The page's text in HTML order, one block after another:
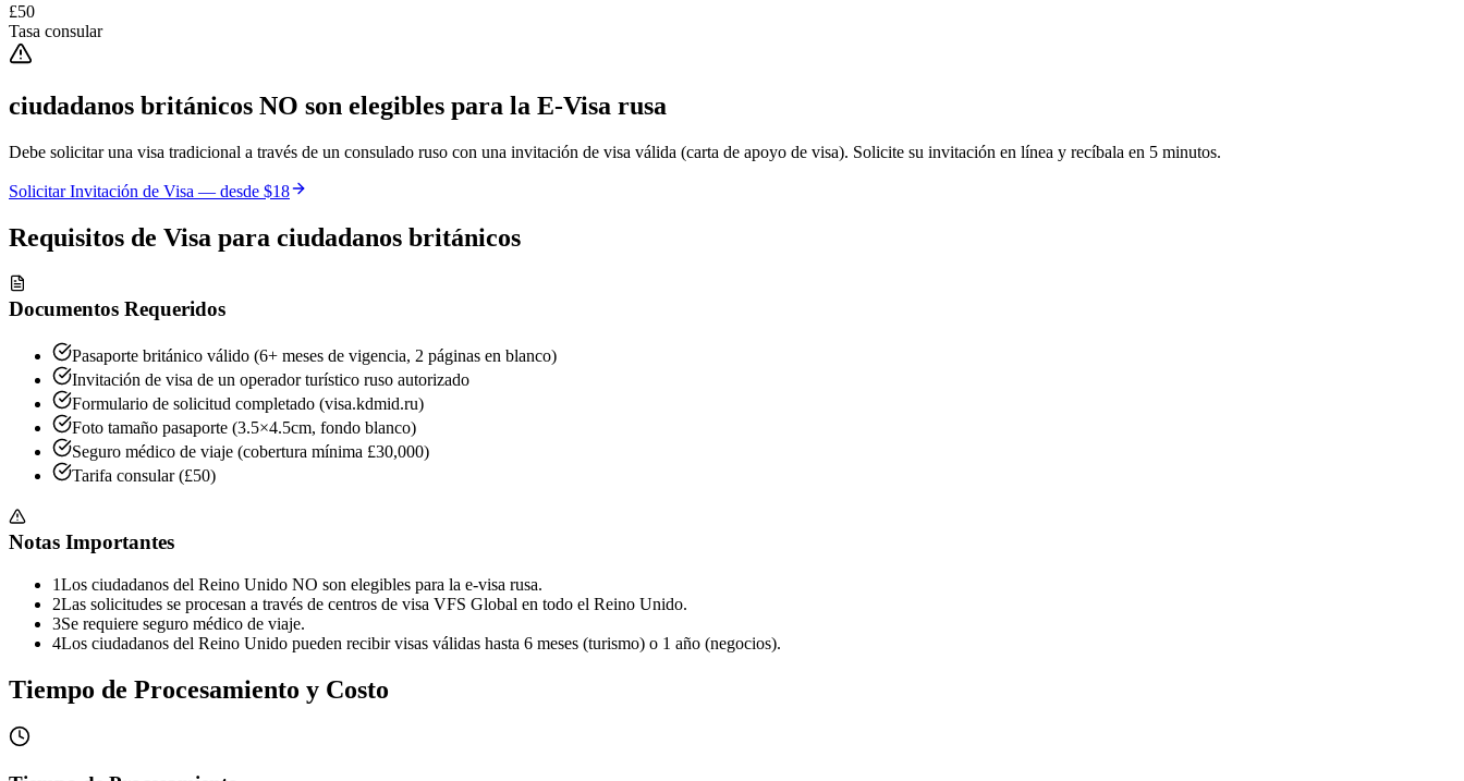
£50
Tasa consular
ciudadanos británicos NO son elegibles para la E-Visa rusa
Debe solicitar una visa tradicional a través de un consulado ruso con una invitación de visa válida (carta de apoyo de visa). Solicite su invitación en línea y recíbala en 5 minutos.
Solicitar Invitación de Visa — desde $18
Requisitos de Visa para ciudadanos británicos
Documentos Requeridos
Pasaporte británico válido (6+ meses de vigencia, 2 páginas en blanco)
Invitación de visa de un operador turístico ruso autorizado
Formulario de solicitud completado (visa.kdmid.ru)
Foto tamaño pasaporte (3.5×4.5cm, fondo blanco)
Seguro médico de viaje (cobertura mínima £30,000)
Tarifa consular (£50)
Notas Importantes
1Los ciudadanos del Reino Unido NO son elegibles para la e-visa rusa.
2Las solicitudes se procesan a través de centros de visa VFS Global en todo el Reino Unido.
3Se requiere seguro médico de viaje.
4Los ciudadanos del Reino Unido pueden recibir visas válidas hasta 6 meses (turismo) o 1 año (negocios).
Tiempo de Procesamiento y Costo